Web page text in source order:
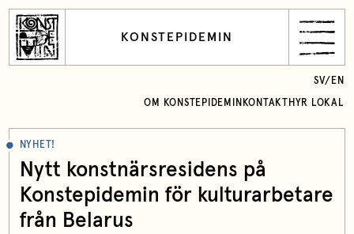
KONSTEPIDEMIN
OM KONSTEPIDEMIN KONTAKT HYR LOKAL
SV/ EN
NYHET!
Nytt konstnärsresidens på
Konstepidemin för kulturarbetare
från Belarus